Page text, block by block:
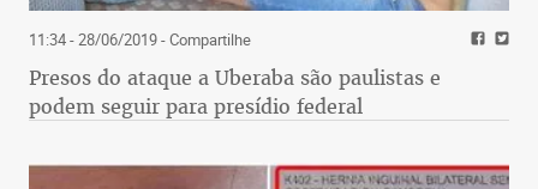
11:34 - 28/06/2019- Compartilhe
Presos do ataque a Uberaba são paulistas e
podem seguir para presídio federal